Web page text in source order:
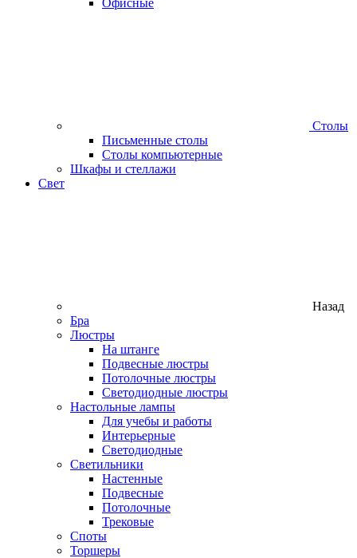
Офисные
Столы
Письменные столы
Столы компьютерные
Шкафы и стеллажи
Свет
Назад
Бра
Люстры
На штанге
Подвесные люстры
Потолочные люстры
Светодиодные люстры
Настольные лампы
Для учебы и работы
Интерьерные
Светодиодные
Светильники
Настенные
Подвесные
Потолочные
Трековые
Споты
Торшеры